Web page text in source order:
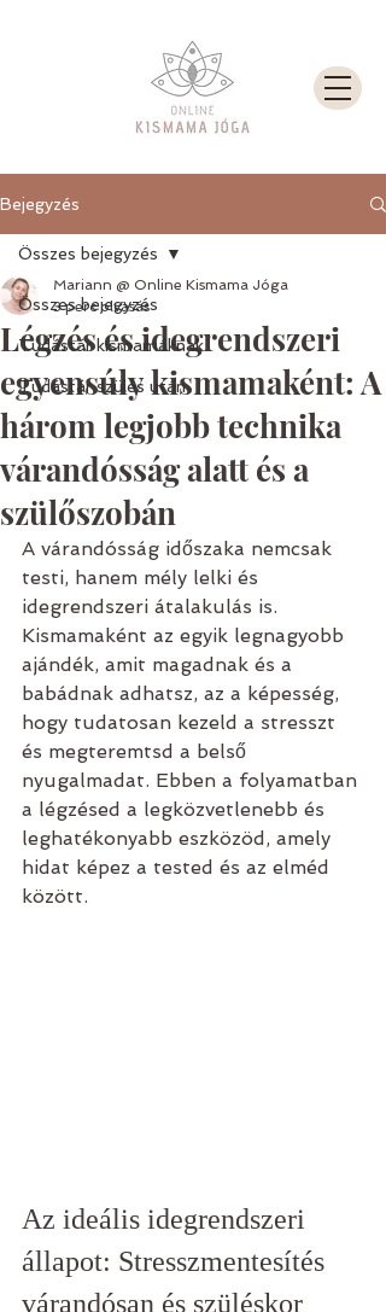
Bejegyzés
Összes bejegyzés
Tudástár kismamáknak
Tudástár szülés után
Összes bejegyzés
Légzés és idegrendszeri
egyensúly kismamaként: A
három legjobb technika
várandósság alatt és a
szülőszobán
Mariann @ Online Kismama Jóga
3 perc olvasás
A várandósság időszaka nemcsak
testi, hanem mély lelki és
idegrendszeri átalakulás is.
Kismamaként az egyik legnagyobb
ajándék, amit magadnak és a
babádnak adhatsz, az a képesség,
hogy tudatosan kezeld a stresszt
és megteremtsd a belső
nyugalmadat. Ebben a folyamatban
a légzésed a legközvetlenebb és
leghatékonyabb eszközöd, amely
hidat képez a tested és az elméd
között.
Az ideális idegrendszeri
állapot: Stresszmentesítés
várandósan és szüléskor